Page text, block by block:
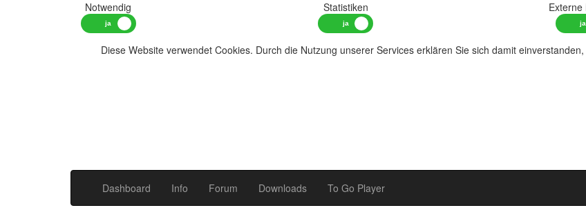
Notwendig Statistiken Externe
Diese Website verwendet Cookies. Durch die Nutzung unserer Services erklären Sie sich damit
Dashboard Info Forum Downloads To Go Player